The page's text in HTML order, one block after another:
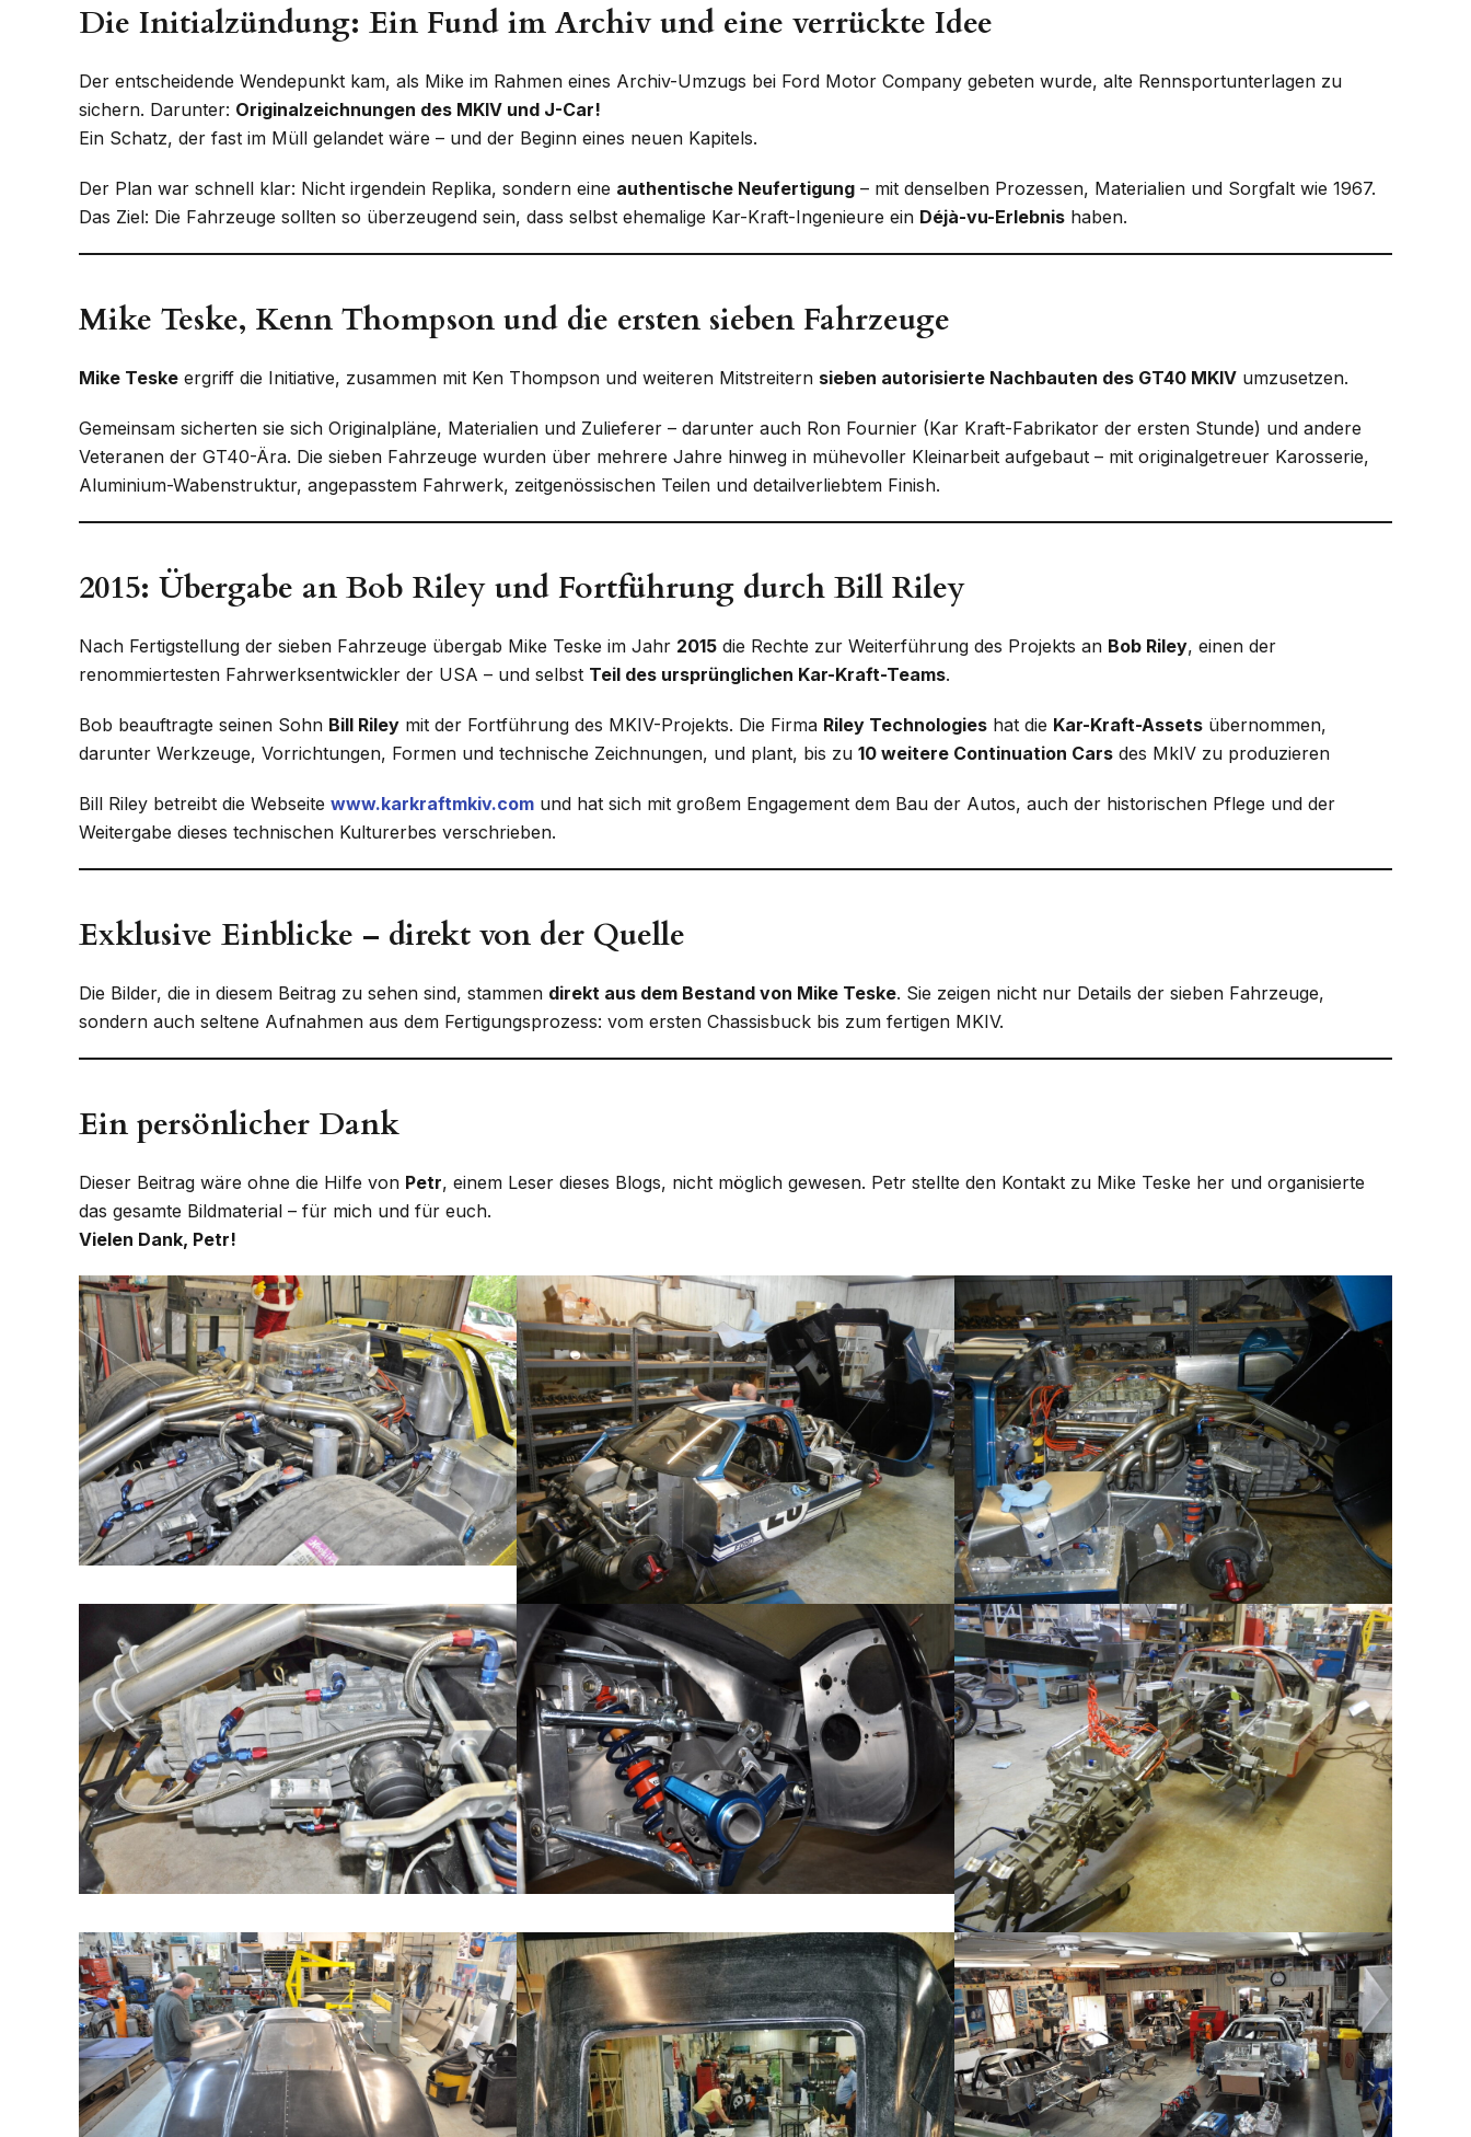
Die Initialzündung: Ein Fund im Archiv und eine verrückte Idee
Der entscheidende Wendepunkt kam, als Mike im Rahmen eines Archiv-Umzugs bei Ford Motor Company gebeten wurde, alte Rennsportunterlagen zu
sichern. Darunter: Originalzeichnungen des MKIV und J-Car!
Ein Schatz, der fast im Müll gelandet wäre – und der Beginn eines neuen Kapitels.
Der Plan war schnell klar: Nicht irgendein Replika, sondern eine authentische Neufertigung – mit denselben Prozessen, Materialien und Sorgfalt wie 1967.
Das Ziel: Die Fahrzeuge sollten so überzeugend sein, dass selbst ehemalige Kar-Kraft-Ingenieure ein Déjà-vu-Erlebnis haben.
Mike Teske, Kenn Thompson und die ersten sieben Fahrzeuge
Mike Teske ergriff die Initiative, zusammen mit Ken Thompson und weiteren Mitstreitern sieben autorisierte Nachbauten des GT40 MKIV umzusetzen.
Gemeinsam sicherten sie sich Originalpläne, Materialien und Zulieferer – darunter auch Ron Fournier (Kar Kraft-Fabrikator der ersten Stunde) und andere
Veteranen der GT40-Ära. Die sieben Fahrzeuge wurden über mehrere Jahre hinweg in mühevoller Kleinarbeit aufgebaut – mit originalgetreuer Karosserie,
Aluminium-Wabenstruktur, angepasstem Fahrwerk, zeitgenössischen Teilen und detailverliebtem Finish.
2015: Übergabe an Bob Riley und Fortführung durch Bill Riley
Nach Fertigstellung der sieben Fahrzeuge übergab Mike Teske im Jahr 2015 die Rechte zur Weiterführung des Projekts an Bob Riley, einen der
renommiertesten Fahrwerksentwickler der USA – und selbst Teil des ursprünglichen Kar-Kraft-Teams.
Bob beauftragte seinen Sohn Bill Riley mit der Fortführung des MKIV-Projekts. Die Firma Riley Technologies hat die Kar-Kraft-Assets übernommen,
darunter Werkzeuge, Vorrichtungen, Formen und technische Zeichnungen, und plant, bis zu 10 weitere Continuation Cars des MkIV zu produzieren
Bill Riley betreibt die Webseite www.karkraftmkiv.com und hat sich mit großem Engagement dem Bau der Autos, auch der historischen Pflege und der
Weitergabe dieses technischen Kulturerbes verschrieben.
Exklusive Einblicke – direkt von der Quelle
Die Bilder, die in diesem Beitrag zu sehen sind, stammen direkt aus dem Bestand von Mike Teske. Sie zeigen nicht nur Details der sieben Fahrzeuge,
sondern auch seltene Aufnahmen aus dem Fertigungsprozess: vom ersten Chassisbuck bis zum fertigen MKIV.
Ein persönlicher Dank
Dieser Beitrag wäre ohne die Hilfe von Petr, einem Leser dieses Blogs, nicht möglich gewesen. Petr stellte den Kontakt zu Mike Teske her und organisierte
das gesamte Bildmaterial – für mich und für euch.
Vielen Dank, Petr!